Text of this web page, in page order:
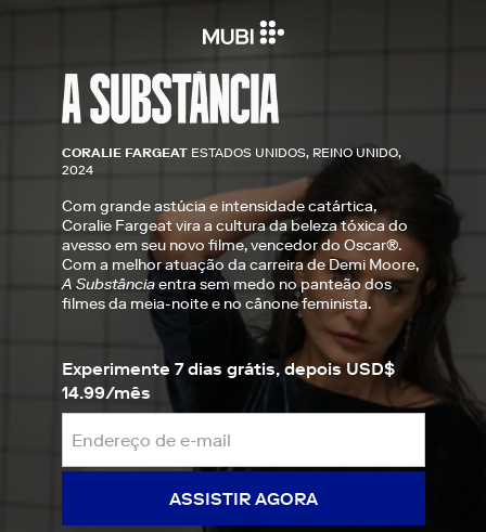
CORALIE FARGEAT ESTADOS UNIDOS, REINO UNIDO,
2024
Com grande astúcia e intensidade catártica,
Coralie Fargeat vira a cultura da beleza tóxica do
avesso em seu novo filme, vencedor do Oscar®.
Com a melhor atuação da carreira de Demi Moore,
A Substânciaentra sem medo no panteão dos
filmes da meia-noite e no cânone feminista.
Experimente 7 dias grátis, depois USD$
14.99/mês
ASSISTIR AGORA